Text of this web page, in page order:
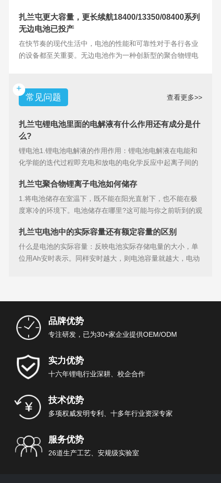
扎兰屯更大容量，更长续航18400/13350/08400系列
无边电池已投产
在快节奏的现代生活中，电池的性能和可靠性对于各行各业
的设备都至关重要。无边电池作为一种创新型的聚合物锂电
+
常见问题
查看更多>>
扎兰屯锂电池里面的电解液有什么作用还有成分是什
么?
锂电池1.锂电池电解液的作用作用：锂电池电解液在电能和
化学能的迭代过程即充电和放电的电化学反应中起离子间的
扎兰屯聚合物锂离子电池如何储存
1.将电池储存在室温下，既不能在阳光直射下，也不能在极
度寒冷的环境下。电池储存在哪里?这可能与你之前听到的观
扎兰屯电池中的实际容量还有额定容量的区别
什么是电池的实际容量：反映电池实际存储电量的大小，单
位用Ah安时表示。同样安时越大，则电池容量就越大，电动
品牌优势
专注研发，已为30+家企业提供OEM/ODM
实力优势
十六年锂电行业深耕、校企合作
技术优势
多项权威发明专利、十多年行业资深专家
服务优势
26道生产工艺、安规级实验室